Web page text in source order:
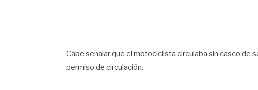
Cabe señalar que el motociclista circulaba sin casco de
permiso de circulación.